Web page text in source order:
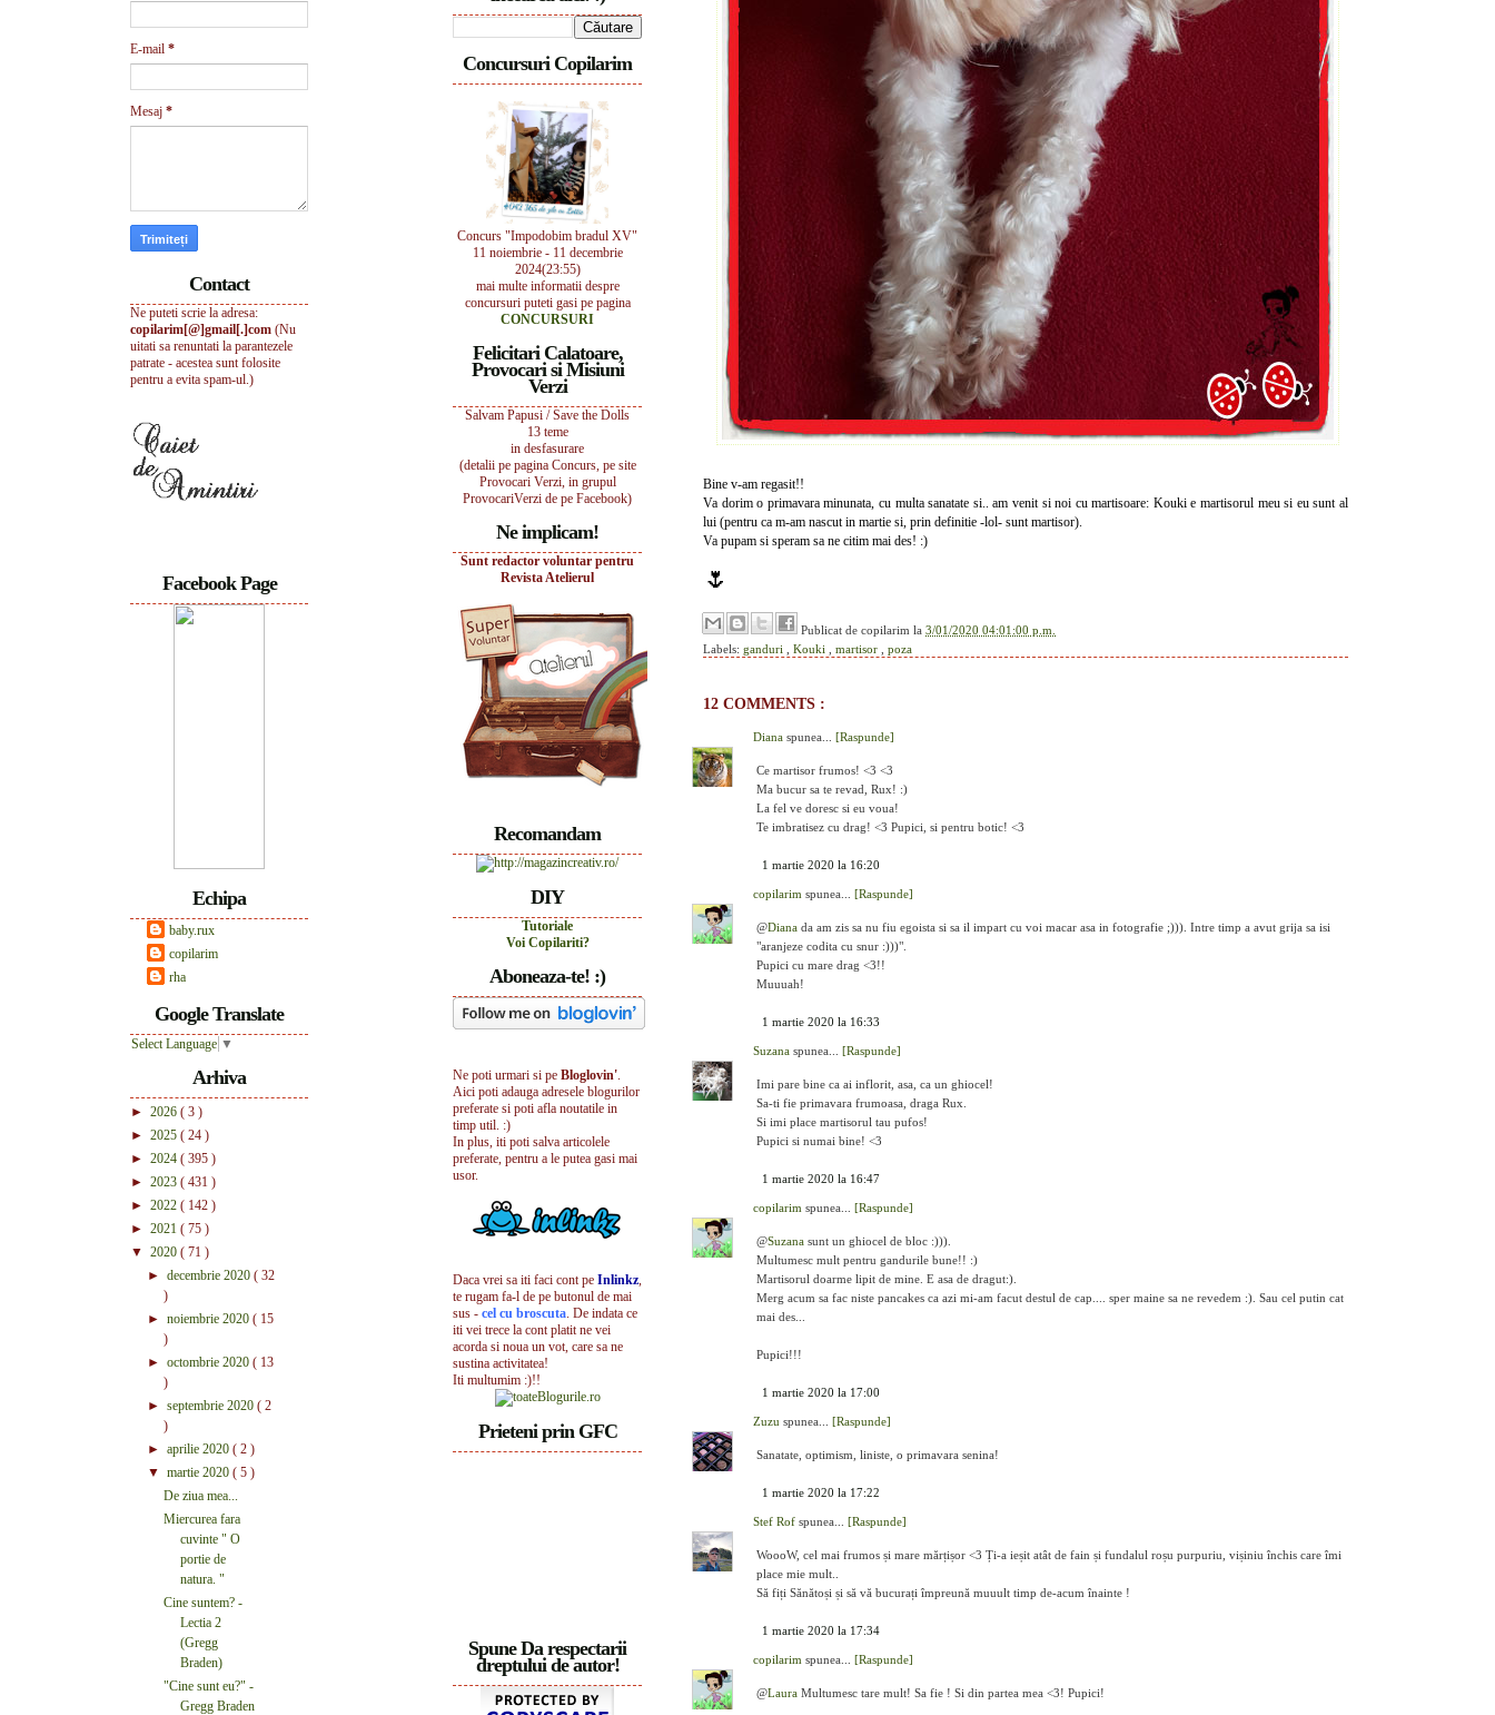
Bine v-am regasit!!
Va dorim o primavara minunata, cu multa sanatate si.. am venit si noi cu martisoare: Kouki e martisorul meu si eu sunt al
lui (pentru ca m-am nascut in martie si, prin definitie -lol- sunt martisor).
Va pupam si speram sa ne citim mai des! :)
🌷
Publicat de copilarim la 3/01/2020 04:01:00 p.m.
Labels: ganduri Kouki martisor poza
12 COMMENTS :
Diana spunea... [Raspunde]
Ce martisor frumos! <3 <3
Ma bucur sa te revad, Rux! :)
La fel ve doresc si eu voua!
Te imbratisez cu drag! <3 Pupici, si pentru botic! <3
1 martie 2020 la 16:20
copilarim spunea... [Raspunde]
@Diana da am zis sa nu fiu egoista si sa il impart cu voi macar asa in fotografie ;))). Intre timp a avut grija sa isi
"aranjeze codita cu snur :)))".
Pupici cu mare drag <3!!
Muuuah!
1 martie 2020 la 16:33
Suzana spunea... [Raspunde]
Imi pare bine ca ai inflorit, asa, ca un ghiocel!
Sa-ti fie primavara frumoasa, draga Rux.
Si imi place martisorul tau pufos!
Pupici si numai bine! <3
1 martie 2020 la 16:47
copilarim spunea... [Raspunde]
@Suzana sunt un ghiocel de bloc :))).
Multumesc mult pentru gandurile bune!! :)
Martisorul doarme lipit de mine. E asa de dragut:).
Merg acum sa fac niste pancakes ca azi mi-am facut destul de cap.... sper maine sa ne revedem :). Sau cel putin cat
mai des...
Pupici!!!
1 martie 2020 la 17:00
Zuzu spunea... [Raspunde]
Sanatate, optimism, liniste, o primavara senina!
1 martie 2020 la 17:22
Stef Rof spunea... [Raspunde]
WoooW, cel mai frumos și mare mărțișor <3 Ți-a ieșit atât de fain și fundalul roșu purpuriu, vișiniu închis care îmi
place mie mult..
Să fiți Sănătoși și să vă bucurați împreună muuult timp de-acum înainte !
1 martie 2020 la 17:34
copilarim spunea... [Raspunde]
@Laura Multumesc tare mult! Sa fie ! Si din partea mea <3! Pupici!
Concursuri Copilarim
Concurs "Impodobim bradul XV"
11 noiembrie - 11 decembrie
2024(23:55)
mai multe informatii despre
concursuri puteti gasi pe pagina
CONCURSURI
Felicitari Calatoare,
Provocari si Misiuni
Verzi
Salvam Papusi / Save the Dolls
13 teme
in desfasurare
(detalii pe pagina Concurs, pe site
Provocari Verzi, in grupul
ProvocariVerzi de pe Facebook)
Ne implicam!
Sunt redactor voluntar pentru
Revista Atelierul
Recomandam
DIY
Tutoriale
Voi Copilariti?
Aboneaza-te! :)
Ne poti urmari si pe Bloglovin'.
Aici poti adauga adresele blogurilor
preferate si poti afla noutatile in
timp util. :)
In plus, iti poti salva articolele
preferate, pentru a le putea gasi mai
usor.
Daca vrei sa iti faci cont pe Inlinkz,
te rugam fa-l de pe butonul de mai
sus - cel cu broscuta. De indata ce
iti vei trece la cont platit ne vei
acorda si noua un vot, care sa ne
sustina activitatea!
Iti multumim :)!!
Prieteni prin GFC
Spune Da respectarii
dreptului de autor!
E-mail *
Mesaj *
Contact
Ne puteti scrie la adresa:
copilarim[@]gmail[.]com (Nu
uitati sa renuntati la parantezele
patrate - acestea sunt folosite
pentru a evita spam-ul.)
Facebook Page
Echipa
baby.rux
copilarim
rha
Google Translate
Select Language ▼
Arhiva
► 2026 ( 3 )
► 2025 ( 24 )
► 2024 ( 395 )
► 2023 ( 431 )
► 2022 ( 142 )
► 2021 ( 75 )
▼ 2020 ( 71 )
► decembrie 2020 ( 32
)
► noiembrie 2020 ( 15
)
► octombrie 2020 ( 13
)
► septembrie 2020 ( 2
)
► aprilie 2020 ( 2 )
▼ martie 2020 ( 5 )
De ziua mea...
Miercurea fara
cuvinte " O
portie de
natura. "
Cine suntem? -
Lectia 2
(Gregg
Braden)
"Cine sunt eu?" -
Gregg Braden